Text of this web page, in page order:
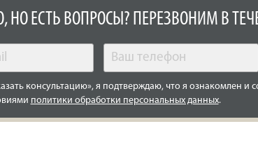
НО ЕСТЬ ВОПРОСЫ? ПЕРЕЗВОНИМ В
консультацию», я подтверждаю, что я ознакомлен и
политики обработки персональных данных.